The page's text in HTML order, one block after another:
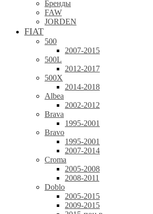
Бренды
FAW
JORDEN
FIAT
500
2007-2015
500L
2012-2017
500X
2014-2018
Albea
2002-2012
Brava
1995-2001
Bravo
1995-2001
2007-2014
Croma
2005-2008
2008-2011
Doblo
2005-2015
2009-2015